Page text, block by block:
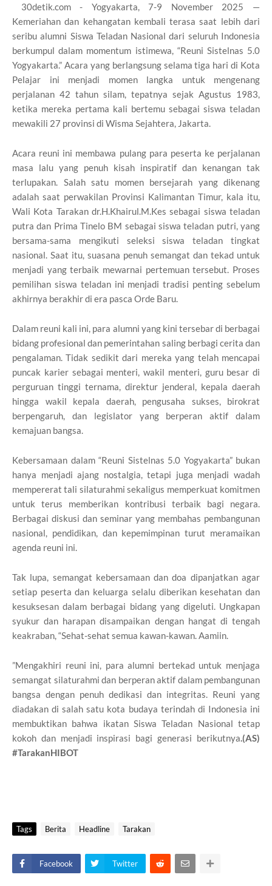
30detik.com - Yogyakarta, 7-9 November 2025 —
Kemeriahan dan kehangatan kembali terasa saat lebih dari
seribu alumni Siswa Teladan Nasional dari seluruh Indonesia
berkumpul dalam momentum istimewa, “Reuni Sistelnas 5.0
Yogyakarta.” Acara yang berlangsung selama tiga hari di Kota
Pelajar ini menjadi momen langka untuk mengenang
perjalanan 42 tahun silam, tepatnya sejak Agustus 1983,
ketika mereka pertama kali bertemu sebagai siswa teladan
mewakili 27 provinsi di Wisma Sejahtera, Jakarta.
Acara reuni ini membawa pulang para peserta ke perjalanan
masa lalu yang penuh kisah inspiratif dan kenangan tak
terlupakan. Salah satu momen bersejarah yang dikenang
adalah saat perwakilan Provinsi Kalimantan Timur, kala itu,
Wali Kota Tarakan dr.H.Khairul.M.Kes sebagai siswa teladan
putra dan Prima Tinelo BM sebagai siswa teladan putri, yang
bersama-sama mengikuti seleksi siswa teladan tingkat
nasional. Saat itu, suasana penuh semangat dan tekad untuk
menjadi yang terbaik mewarnai pertemuan tersebut. Proses
pemilihan siswa teladan ini menjadi tradisi penting sebelum
akhirnya berakhir di era pasca Orde Baru.
Dalam reuni kali ini, para alumni yang kini tersebar di berbagai
bidang profesional dan pemerintahan saling berbagi cerita dan
pengalaman. Tidak sedikit dari mereka yang telah mencapai
puncak karier sebagai menteri, wakil menteri, guru besar di
perguruan tinggi ternama, direktur jenderal, kepala daerah
hingga wakil kepala daerah, pengusaha sukses, birokrat
berpengaruh, dan legislator yang berperan aktif dalam
kemajuan bangsa.
Kebersamaan dalam “Reuni Sistelnas 5.0 Yogyakarta” bukan
hanya menjadi ajang nostalgia, tetapi juga menjadi wadah
mempererat tali silaturahmi sekaligus memperkuat komitmen
untuk terus memberikan kontribusi terbaik bagi negara.
Berbagai diskusi dan seminar yang membahas pembangunan
nasional, pendidikan, dan kepemimpinan turut meramaikan
agenda reuni ini.
Tak lupa, semangat kebersamaan dan doa dipanjatkan agar
setiap peserta dan keluarga selalu diberikan kesehatan dan
kesuksesan dalam berbagai bidang yang digeluti. Ungkapan
syukur dan harapan disampaikan dengan hangat di tengah
keakraban, “Sehat-sehat semua kawan-kawan. Aamiin.
”Mengakhiri reuni ini, para alumni bertekad untuk menjaga
semangat silaturahmi dan berperan aktif dalam pembangunan
bangsa dengan penuh dedikasi dan integritas. Reuni yang
diadakan di salah satu kota budaya terindah di Indonesia ini
membuktikan bahwa ikatan Siswa Teladan Nasional tetap
kokoh dan menjadi inspirasi bagi generasi berikutnya.(AS)
#TarakanHIBOT
Tags Berita Headline Tarakan
Facebook Twitter